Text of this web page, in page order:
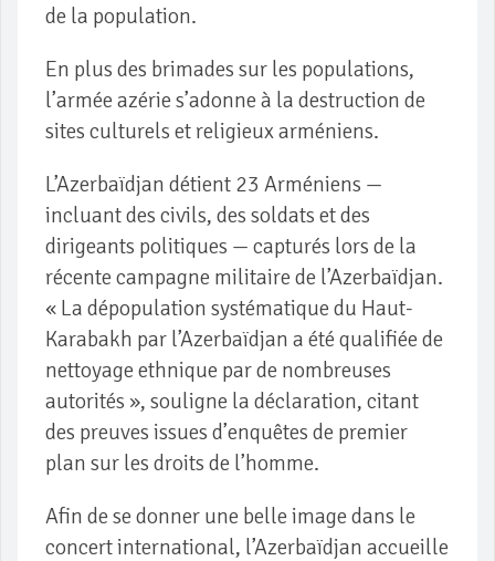
de la population.
En plus des brimades sur les populations,
l’armée azérie s’adonne à la destruction de
sites culturels et religieux arméniens.
L’Azerbaïdjan détient 23 Arméniens —
incluant des civils, des soldats et des
dirigeants politiques — capturés lors de la
récente campagne militaire de l’Azerbaïdjan.
« La dépopulation systématique du Haut-
Karabakh par l’Azerbaïdjan a été qualifiée de
nettoyage ethnique par de nombreuses
autorités », souligne la déclaration, citant
des preuves issues d’enquêtes de premier
plan sur les droits de l’homme.
Afin de se donner une belle image dans le
concert international, l’Azerbaïdjan accueille